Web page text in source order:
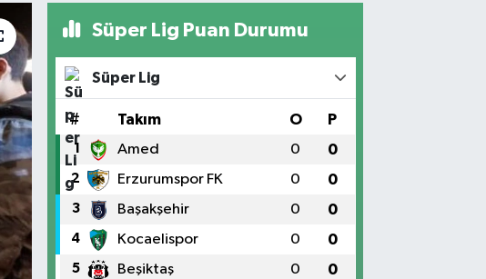
Süper Lig Puan Durumu
Süper Lig
# Takım O P
1 Amed 0 0
2 Erzurumspor FK 0 0
3 Başakşehir 0 0
4 Kocaelispor 0 0
5 Beşiktaş 0 0